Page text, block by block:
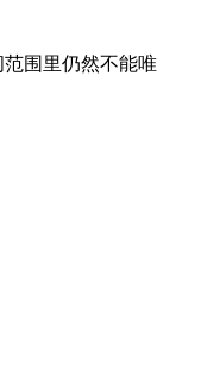
围里仍然不能唯